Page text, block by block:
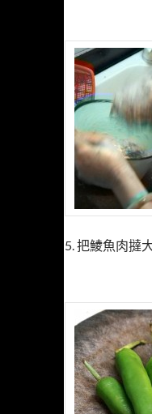
5. 把鯪魚肉撻